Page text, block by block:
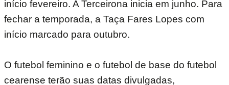
início fevereiro. A Terceirona inicia em junho. Para
fechar a temporada, a Taça Fares Lopes com
início marcado para outubro.
O futebol feminino e o futebol de base do futebol
cearense terão suas datas divulgadas,